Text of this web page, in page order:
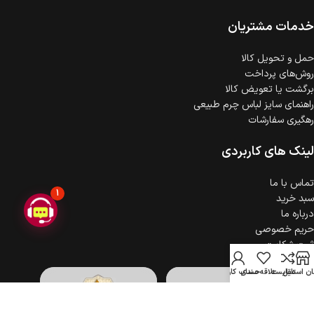
گارانتی معتبر برای تمامی محصولات ارائه می‌شود.خدمات مشتریان
حمل‌ و تحویل کالا
روش‌های پرداخت
برگشت یا تعویض کالا
راهنمای سایز لباس چرم طبیعی
رهگیری سفارشات
لینک های کاربردی
تماس با ما
سبد خرید
درباره ما
حریم خصوصی
ثبت شکایت
استایلمقایسهعلاقه مندی
حساب کاربری
1